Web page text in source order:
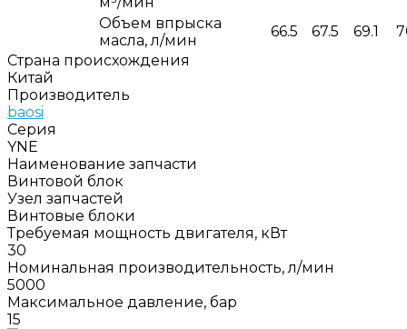
Объем впрыска
масла, л/мин
66.5 67.5 69.1
Страна происхождения
Китай
Производитель
baosi
Серия
YNE
Наименование запчасти
Винтовой блок
Узел запчастей
Винтовые блоки
Требуемая мощность двигателя, кВт
30
Номинальная производительность, л/мин
5000
Максимальное давление, бар
15